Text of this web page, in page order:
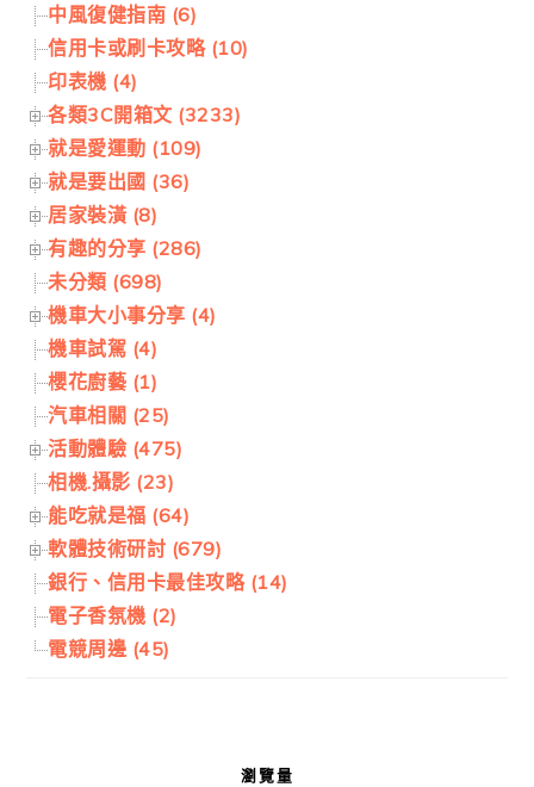
中風復健指南 (6)
信用卡或刷卡攻略 (10)
印表機 (4)
各類3C開箱文 (3233)
就是愛運動 (109)
就是要出國 (36)
居家裝潢 (8)
有趣的分享 (286)
未分類 (698)
機車大小事分享 (4)
機車試駕 (4)
櫻花廚藝 (1)
汽車相關 (25)
活動體驗 (475)
相機.攝影 (23)
能吃就是福 (64)
軟體技術研討 (679)
銀行、信用卡最佳攻略 (14)
電子香氛機 (2)
電競周邊 (45)
瀏覽量